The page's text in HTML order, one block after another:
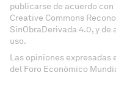
publicarse de acuerdo
Creative Commons
SinObraDerivada 4.0, y
uso.
Las opiniones expresadas
del Foro Económico